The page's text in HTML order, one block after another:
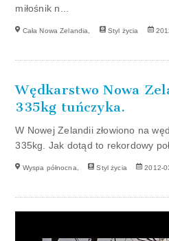
miłośnik n...
Cała Nowa Zelandia, Styl życia
Wędkarstwo Nowa
335kg tuńczyka.
W Nowej Zelandii złowiono na
335kg. Jak dotąd to rekordowy
Wyspa północna, Styl życia 2012-